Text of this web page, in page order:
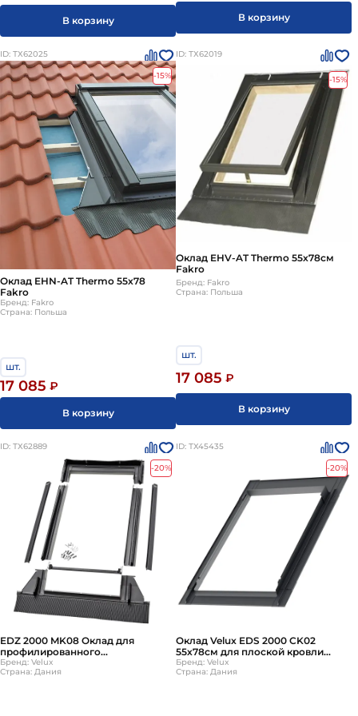
В корзину В корзину
ID: ТХ62025
-15%
Оклад EHN-AT Thermo 55х78
Fakro
Бренд: Fakro
Страна: Польша
шт.
17 085 ₽
В корзину
ID: ТХ62019
-15%
Оклад EHV-AT Thermo 55х78см
Fakro
Бренд: Fakro
Страна: Польша
шт.
17 085 ₽
В корзину
ID: ТХ62889
-20%
EDZ 2000 MK08 Оклад для
профилированного
кров.покрытия (волна до 4,5см) в
комплекте с гидро-
Бренд: Velux
Страна: Дания
ID: ТХ45435
-20%
Оклад Velux EDS 2000 CK02
55х78см для плоской кровли
(гидро-теплоизоляция BDX в
комплекте!)
Бренд: Velux
Страна: Дания